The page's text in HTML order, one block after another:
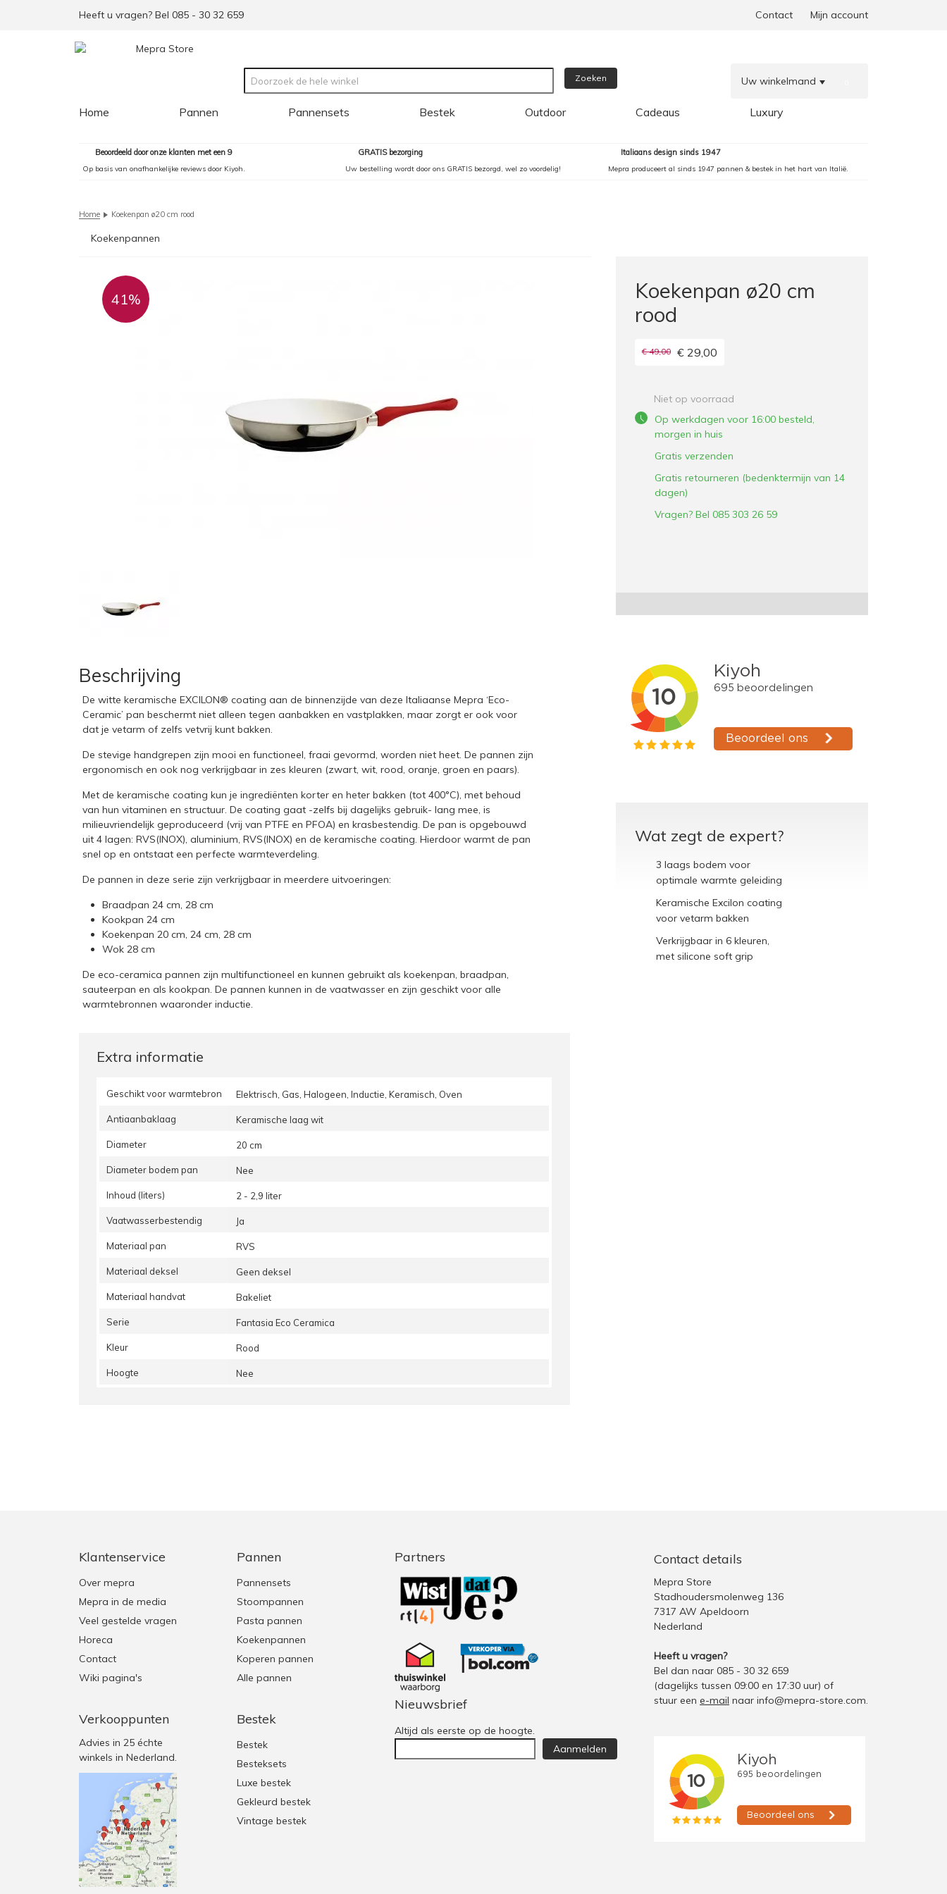
Heeft u vragen? Bel 085 - 30 32 659 Contact Mijn account
Zoeken Uw winkelmand
Home Pannen Pannensets Bestek Outdoor Cadeaus Luxury
Beoordeeld door onze klanten met een 9
Op basis van onafhankelijke reviews door Kiyoh.
GRATIS bezorging
Uw bestelling wordt door ons GRATIS bezorgd, wel zo voordelig!
Italiaans design sinds 1947
Mepra produceert al sinds 1947 pannen & bestek in het hart van Italië.
Home Koekenpan ø20 cm rood
Koekenpannen
41%
Beschrijving
De witte keramische EXCILON® coating aan de binnenzijde van deze Italiaanse Mepra ‘Eco-
Ceramic’ pan beschermt niet alleen tegen aanbakken en vastplakken, maar zorgt er ook voor
dat je vetarm of zelfs vetvrij kunt bakken.
De stevige handgrepen zijn mooi en functioneel, fraai gevormd, worden niet heet. De pannen zijn
ergonomisch en ook nog verkrijgbaar in zes kleuren (zwart, wit, rood, oranje, groen en paars).
Met de keramische coating kun je ingrediënten korter en heter bakken (tot 400°C), met behoud
van hun vitaminen en structuur. De coating gaat -zelfs bij dagelijks gebruik- lang mee, is
milieuvriendelijk geproduceerd (vrij van PTFE en PFOA) en krasbestendig. De pan is opgebouwd
uit 4 lagen: RVS(INOX), aluminium, RVS(INOX) en de keramische coating. Hierdoor warmt de pan
snel op en ontstaat een perfecte warmteverdeling.
De pannen in deze serie zijn verkrijgbaar in meerdere uitvoeringen:
Braadpan 24 cm, 28 cm
Kookpan 24 cm
Koekenpan 20 cm, 24 cm, 28 cm
Wok 28 cm
De eco-ceramica pannen zijn multifunctioneel en kunnen gebruikt als koekenpan, braadpan,
sauteerpan en als kookpan. De pannen kunnen in de vaatwasser en zijn geschikt voor alle
warmtebronnen waaronder inductie.
Extra informatie
Geschikt voor warmtebron Elektrisch, Gas, Halogeen, Inductie, Keramisch, Oven
Antiaanbaklaag Keramische laag wit
Diameter 20 cm
Diameter bodem pan Nee
Inhoud (liters) 2 - 2,9 liter
Vaatwasserbestendig Ja
Materiaal pan RVS
Materiaal deksel Geen deksel
Materiaal handvat Bakeliet
Serie Fantasia Eco Ceramica
Kleur Rood
Hoogte Nee
Koekenpan ø20 cm
rood
€ 49,00 € 29,00
Niet op voorraad
Op werkdagen voor 16:00 besteld,
morgen in huis
Gratis verzenden
Gratis retourneren (bedenktermijn van 14
dagen)
Vragen? Bel 085 303 26 59
Wat zegt de expert?
3 laags bodem voor
optimale warmte geleiding
Keramische Excilon coating
voor vetarm bakken
Verkrijgbaar in 6 kleuren,
met silicone soft grip
Contact details
Mepra Store
Stadhoudersmolenweg 136
7317 AW Apeldoorn
Nederland
Heeft u vragen?
Bel dan naar 085 - 30 32 659
(dagelijks tussen 09:00 en 17:30 uur) of
stuur een e-mail naar info@mepra-store.com.
Klantenservice
Over mepra
Mepra in de media
Veel gestelde vragen
Horeca
Contact
Wiki pagina's
Verkooppunten
Advies in 25 échte
winkels in Nederland.
Pannen
Pannensets
Stoompannen
Pasta pannen
Koekenpannen
Koperen pannen
Alle pannen
Bestek
Bestek
Besteksets
Luxe bestek
Gekleurd bestek
Vintage bestek
Partners
Nieuwsbrief
Altijd als eerste op de hoogte.
Aanmelden